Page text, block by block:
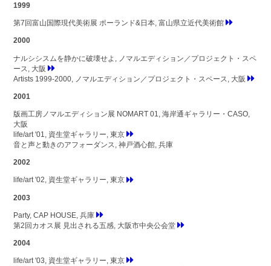
1999
第7回富山国際現代美術展 ポーランド&日本, 富山県立近代美術館
2000
ナルシシスムを静かに破壊せよ, ノマルエディション／プロジェクト・スペ
ース, 大阪
Artists 1999-2000, ノマルエディション／プロジェクト・スペース, 大阪
2001
版画工房ノマルエディション展 NOMART 01, 海岸通ギャラリー・CASO,
大阪
life/art '01, 資生堂ギャラリー, 東京
音と声と動きのアフォーダンス, 神戸酒心館, 兵庫
2002
life/art '02, 資生堂ギャラリー, 東京
2003
Party, CAP HOUSE, 兵庫
第2回カオス展 見出される五感, 大阪市中央公会堂
2004
life/art '03, 資生堂ギャラリー, 東京